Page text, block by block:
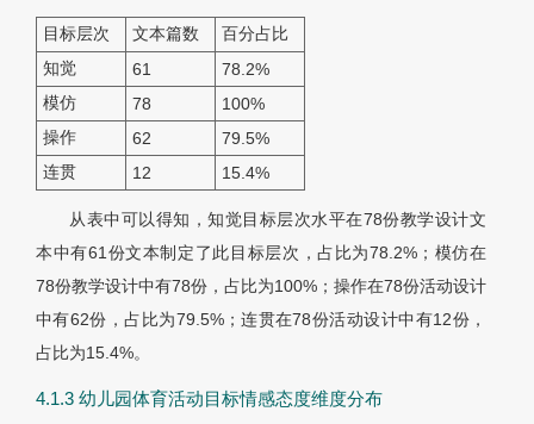
目标层次 文本篇数
百分占比
知觉
61
78.2%
模仿
78
100%
操作
62
79.5%
连贯
12 15.4%
从表中可以得知，知觉目标层次水平在78份教学设计文
本中有61份文本制定了此目标层次，占比为78.2%；模仿在
78份教学设计中有78份，占比为100%；操作在78份活动设计
中有62份，占比为79.5%；连贯在78份活动设计中有12份，
占比为15.4%。
4.1.3 幼儿园体育活动目标情感态度维度分布